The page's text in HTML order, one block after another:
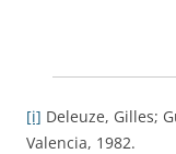
[i] Deleuze, Gilles;
Valencia, 1982.